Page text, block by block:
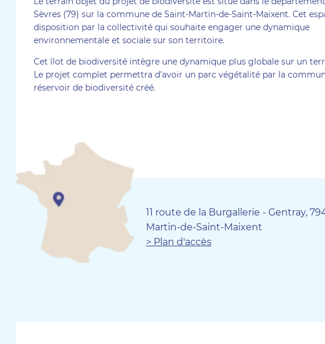
Sèvres (79) sur la commune de Saint-Martin-de-Saint-Maixent. Cet
disposition par la collectivité qui souhaite engager une dynamique
environnementale et sociale sur son territoire.
Cet îlot de biodiversité intègre une dynamique plus globale sur un
Le projet complet permettra d’avoir un parc végétalité par la
réservoir de biodiversité créé.
11 route de la Burgallerie - Gentray,
Martin-de-Saint-Maixent
> Plan d'accès